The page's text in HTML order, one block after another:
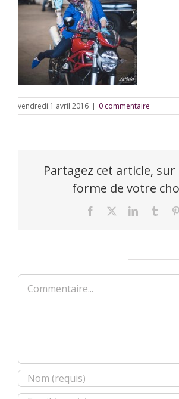
vendredi 1 avril 2016 | 0 commentaire
Partagez cet article,
forme de votre
Facebook LinkedIn
Commentaire